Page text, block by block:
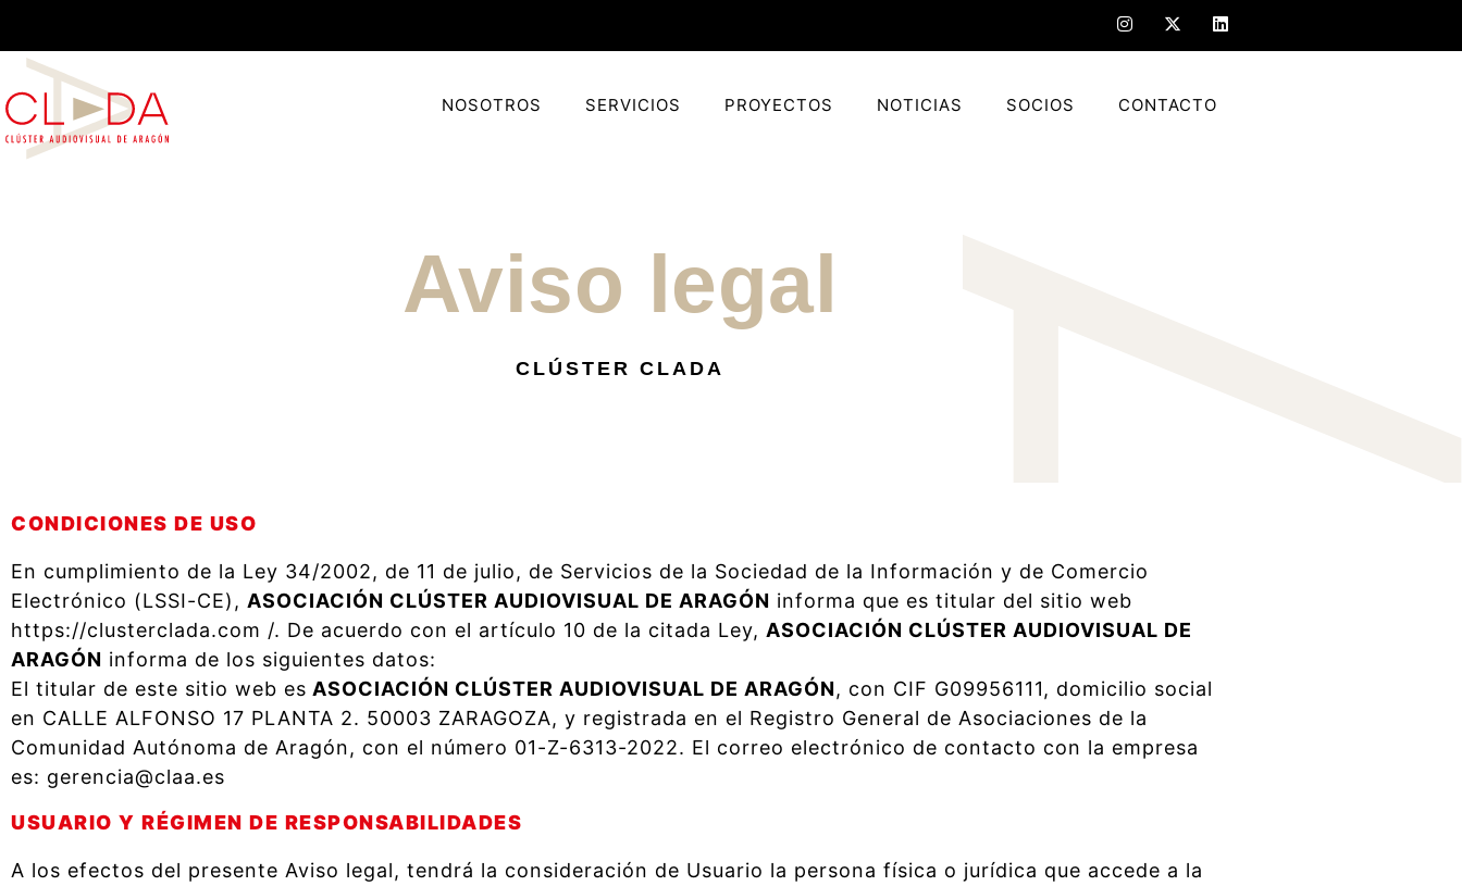
NOSOTROS SERVICIOS PROYECTOS NOTICIAS SOCIOS CONTACTO
Aviso legal
CLÚSTER CLADA
CONDICIONES DE USO
En cumplimiento de la Ley 34/2002, de 11 de julio, de Servicios de la Sociedad de la Información y de Comercio
Electrónico (LSSI-CE), ASOCIACIÓN CLÚSTER AUDIOVISUAL DE ARAGÓN informa que es titular del sitio web
https://clusterclada.com /. De acuerdo con el artículo 10 de la citada Ley, ASOCIACIÓN CLÚSTER AUDIOVISUAL DE
ARAGÓN informa de los siguientes datos:
El titular de este sitio web es ASOCIACIÓN CLÚSTER AUDIOVISUAL DE ARAGÓN, con CIF G09956111, domicilio social
en CALLE ALFONSO 17 PLANTA 2. 50003 ZARAGOZA, y registrada en el Registro General de Asociaciones de la
Comunidad Autónoma de Aragón, con el número 01-Z-6313-2022. El correo electrónico de contacto con la empresa
es: gerencia@claa.es
USUARIO Y RÉGIMEN DE RESPONSABILIDADES
A los efectos del presente Aviso legal, tendrá la consideración de Usuario la persona física o jurídica que accede a la